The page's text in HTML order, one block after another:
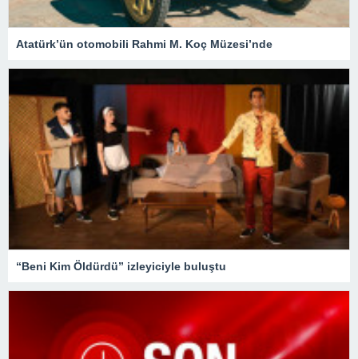
Atatürk’ün otomobili Rahmi M. Koç Müzesi’nde
“Beni Kim Öldürdü” izleyiciyle buluştu